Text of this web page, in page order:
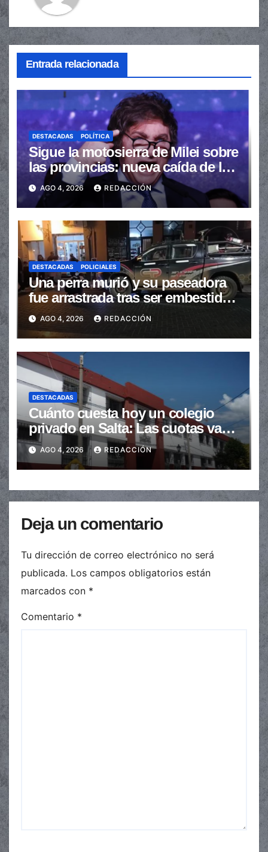
Entrada relacionada
DESTACADAS POLÍTICA
Sigue la motosierra de Milei sobre
las provincias: nueva caída de las
transferencias no automáticas
AGO 4, 2026 REDACCIÓN
DESTACADAS POLICIALES
Una perra murió y su paseadora
fue arrastrada tras ser embestidas
en la senda peatonal
AGO 4, 2026 REDACCIÓN
DESTACADAS
Cuánto cuesta hoy un colegio
privado en Salta: Las cuotas van
de $110.000 a más de $600.000
AGO 4, 2026 REDACCIÓN
Deja un comentario
Tu dirección de correo electrónico no será
publicada. Los campos obligatorios están
marcados con *
Comentario *